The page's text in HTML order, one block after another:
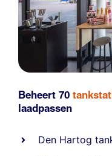
Beheert 70
laadpassen
Den Hartog